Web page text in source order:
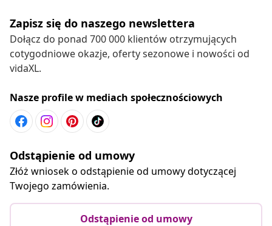
Zapisz się do naszego newslettera
Dołącz do ponad 700 000 klientów otrzymujących
cotygodniowe okazje, oferty sezonowe i nowości od
vidaXL.
Nasze profile w mediach społecznościowych
Odstąpienie od umowy
Złóż wniosek o odstąpienie od umowy dotyczącej
Twojego zamówienia.
Odstąpienie od umowy